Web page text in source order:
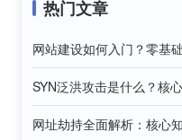
热门文章
网站建设如何入门？零基
SYN泛洪攻击是什么？核
网址劫持全面解析：核心